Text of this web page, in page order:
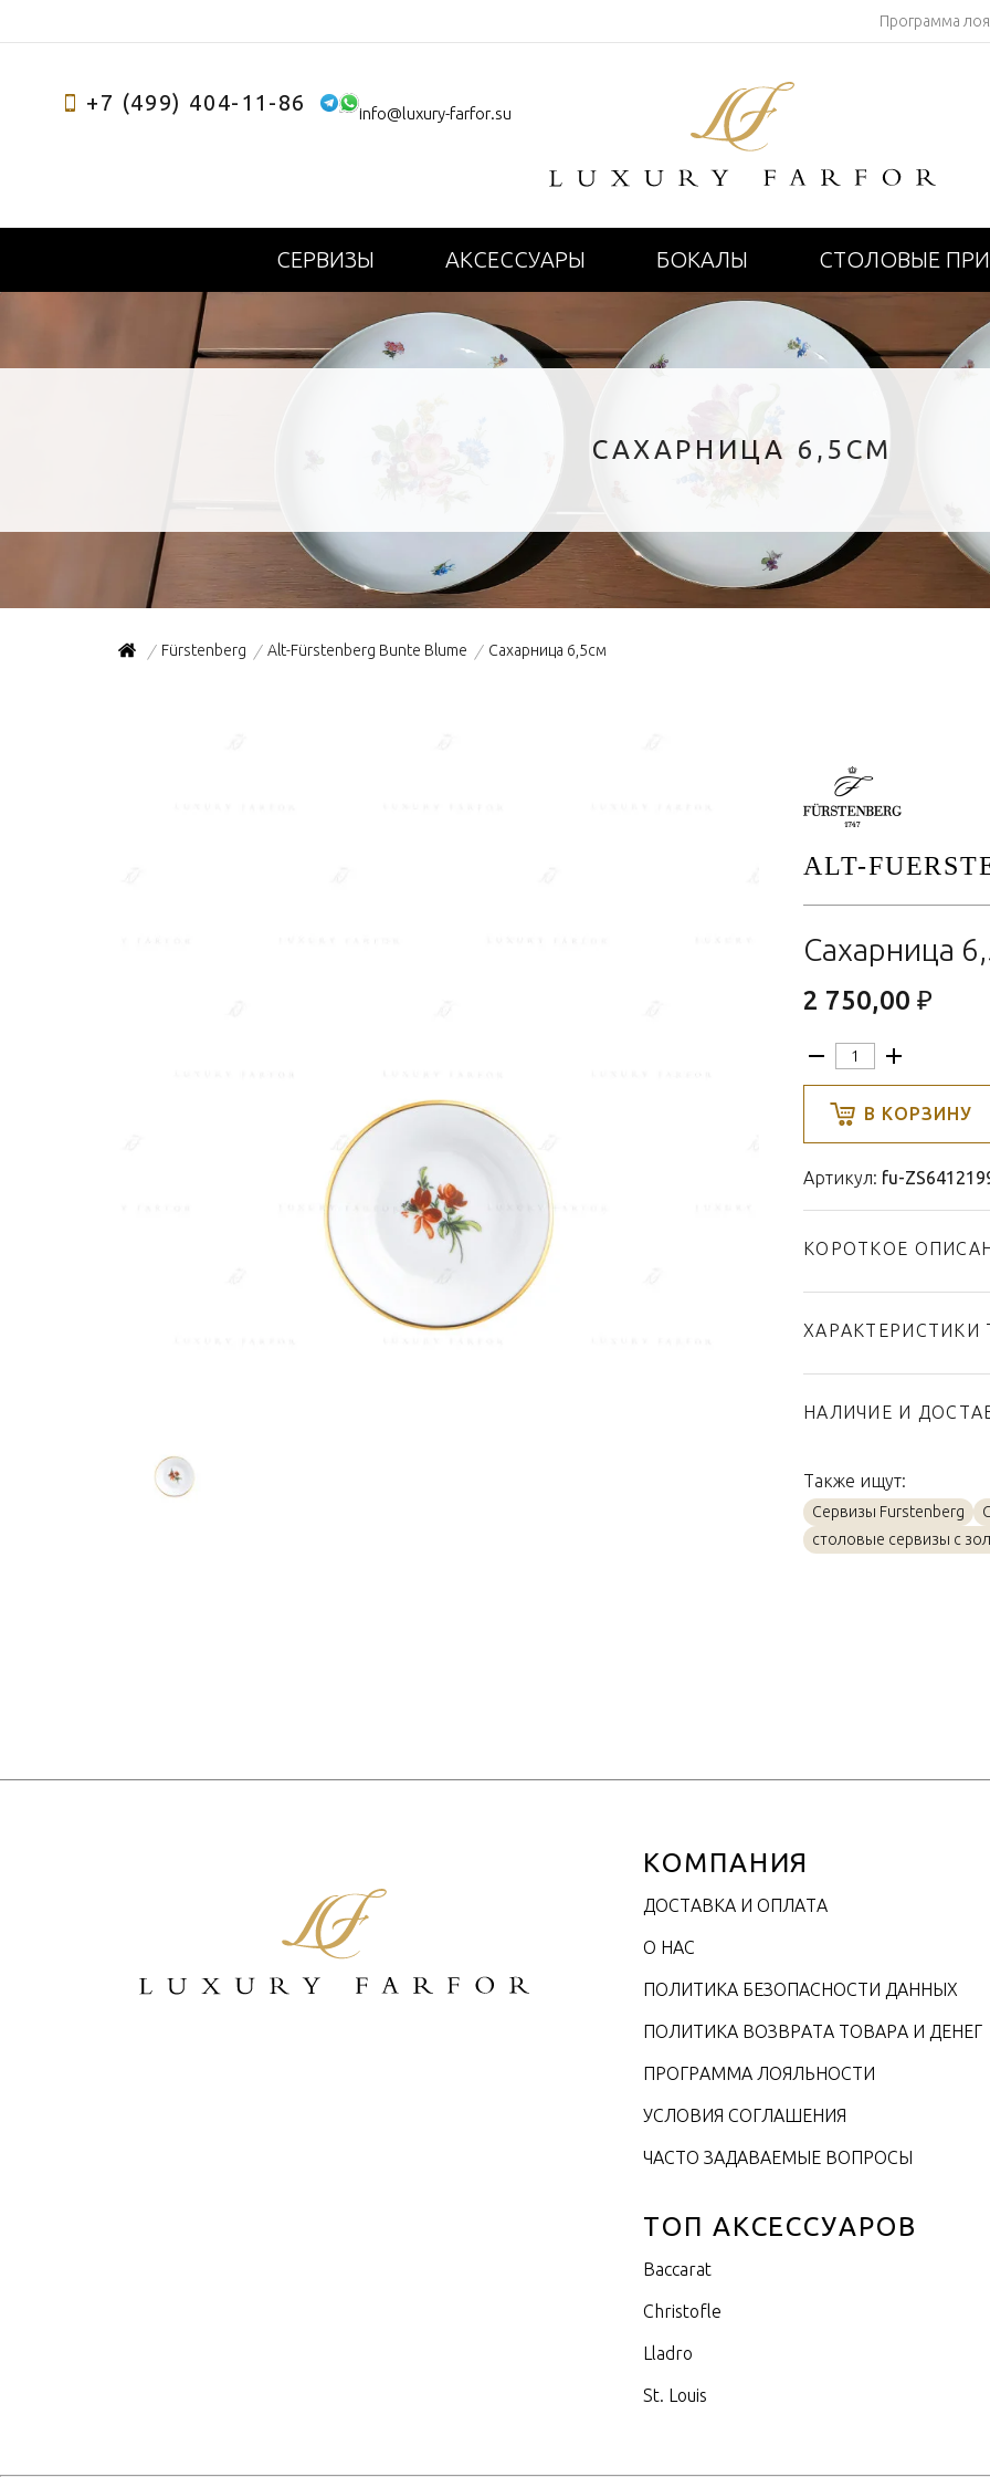
Программа
+7 (499) 404-11-86 info@luxury-farfor.su
СЕРВИЗЫ АКСЕССУАРЫ БОКАЛЫ СТОЛОВЫЕ
САХАРНИЦА 6,5СМ
/ Fürstenberg / Alt-Fürstenberg Bunte Blume / Сахарница 6,5см
ALT-
Сахарница
2 750,00 ₽
В КОРЗИНУ
Артикул: fu-
КОРОТКОЕ
ХАРАКТЕРИСТИКИ
Коллекция
Материал
Объем / Размер
НАЛИЧИЕ И
Также ищут:
Сервизы Furstenberg
столовые сервизы с
КОМПАНИЯ
ДОСТАВКА И ОПЛАТА
О НАС
ПОЛИТИКА БЕЗОПАСНОСТИ ДАННЫХ
ПОЛИТИКА ВОЗВРАТА ТОВАРА И ДЕНЕГ
ПРОГРАММА ЛОЯЛЬНОСТИ
УСЛОВИЯ СОГЛАШЕНИЯ
ЧАСТО ЗАДАВАЕМЫЕ ВОПРОСЫ
ТОП АКСЕССУАРОВ
Baccarat
Christofle
Lladro
St. Louis